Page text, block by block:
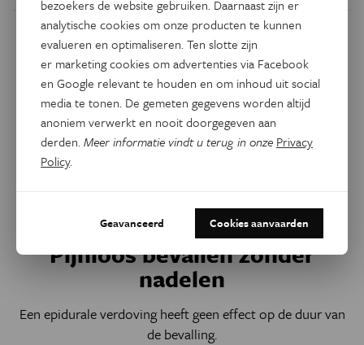
Gezondheid
Pijnloos bevallen zonder
nadelen
Een epidurale verdoving heeft geen effect op de duur van
de bevalling.
bezoekers de website gebruiken. Daarnaast zijn er
analytische cookies om onze producten te kunnen
evalueren en optimaliseren. Ten slotte zijn
er marketing cookies om advertenties via Facebook
en Google relevant te houden en om inhoud uit social
media te tonen. De gemeten gegevens worden altijd
anoniem verwerkt en nooit doorgegeven aan
derden.Meer informatie vindt u terug in onze Privacy
Policy.
Geavanceerd Cookies aanvaarden